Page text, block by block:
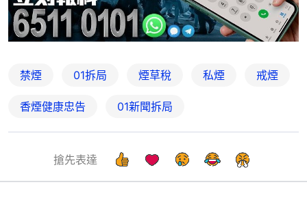
禁煙 01拆局 煙草稅 私煙 戒煙
香煙健康忠告 01新聞拆局
搶先表達